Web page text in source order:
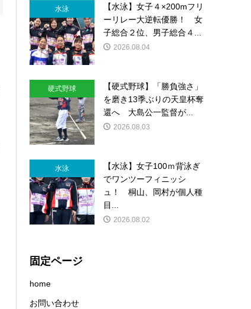
水泳
【水泳】女子４×200mフリ
ーリレー大逆転優勝！ 女
子総合２位、男子総合４...
2026.08.04
硬式野球
【硬式野球】「勝負強さ」
を磨き13季ぶりの天皇杯奪
還へ 大島公一監督が...
2026.08.03
水泳
【水泳】女子100ｍ背泳ぎ
でワンツーフィニッシ
ュ！ 桐山、岡村が個人種
目...
2026.08.02
固定ページ
home
お問い合わせ